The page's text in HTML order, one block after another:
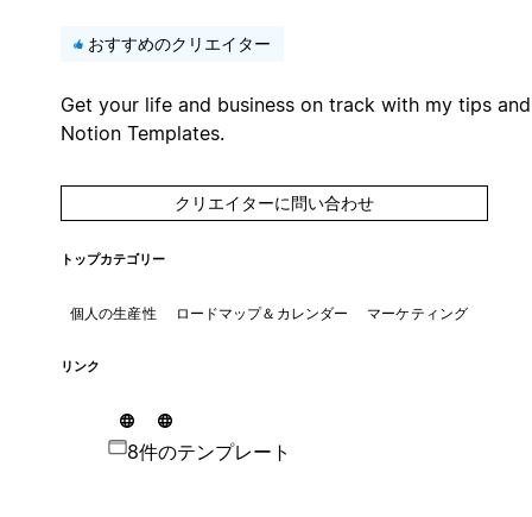
おすすめのクリエイター
Get your life and business on track with my tips and
Notion Templates.
クリエイターに問い合わせ
トップカテゴリー
個人の生産性 ロードマップ＆カレンダー マーケティング
リンク
8件のテンプレート